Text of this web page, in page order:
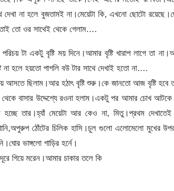
দেখা না হলে বুজতামই না।মেয়েটা কি, এখনো ছোটো
তো ওর সাথেই থেকে গেলাম….
টা একটু বৃষ্টি ময় দিনে।আমার বৃষ্টি খারাপ লাগে তা
না হলে হয়তো পাগলি বউ টার সাথে দেখাই হতো না….
আসতে ছিলাম।আর হঠাৎ বৃষ্টি শুরু।কে জানতো আজ বৃষ্টি হবে
থেকে বাসার উদ্দেশ্যে রওনা হলাম।একটু পর আমার চোখ
তার।হ্যাঁ মেয়েটা আর কেও না, মিতু।প্রথম
ঠোঁটের চিলিক হাসি।চুল গুলো এলোমেলো মুখের
ভাঙ্গলো গাড়ির হর্নে।
গিয়ে মরেন।আমার চাকার তলে কি